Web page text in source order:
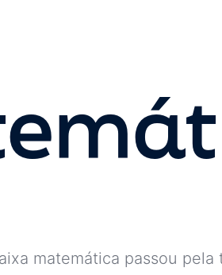
matemática passou pela